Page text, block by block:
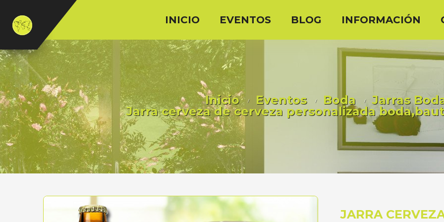
INICIO EVENTOS BLOG INFORMACIÓN
Inicio Eventos Boda Jarras
Jarra cerveza de cerveza personalizada
JARRA